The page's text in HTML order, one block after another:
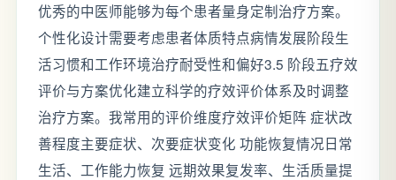
优秀的中医师能够为每个患者量身定制治疗方案。
个性化设计需要考虑患者体质特点病情发展阶段生
活习惯和工作环境治疗耐受性和偏好3.5 阶段五疗效
评价与方案优化建立科学的疗效评价体系及时调整
治疗方案。我常用的评价维度疗效评价矩阵 症状改
善程度主要症状、次要症状变化 功能恢复情况日常
生活、工作能力恢复 远期效果复发率、生活质量提